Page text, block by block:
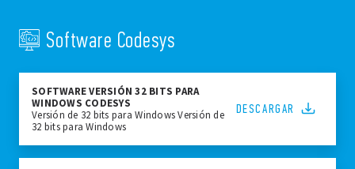
Software Codesys
SOFTWARE VERSIÓN 32 BITS PARA
WINDOWS CODESYS
Versión de 32 bits para Windows Versión de
32 bits para Windows
DESCARGAR